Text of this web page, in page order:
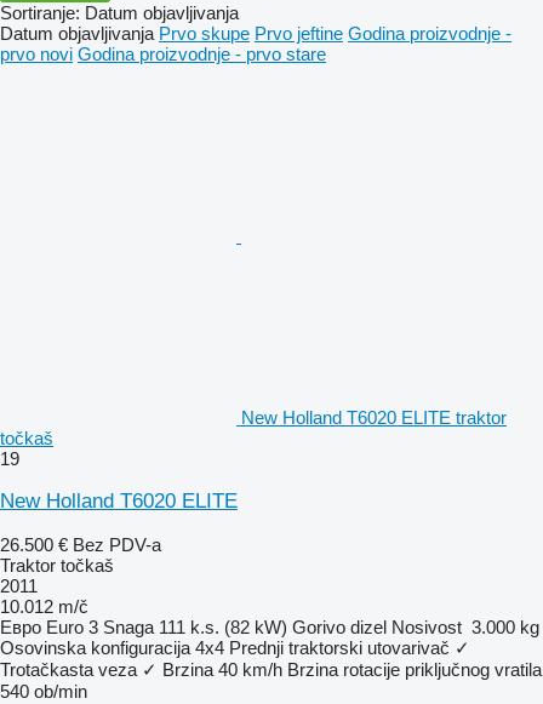
Sortiranje: Datum objavljivanja
Datum objavljivanja Prvo skupe Prvo jeftine Godina proizvodnje -
prvo novi Godina proizvodnje - prvo stare
New Holland T6020 ELITE traktor
točkaš
19
New Holland T6020 ELITE
26.500 € Bez PDV-a
Traktor točkaš
2011
10.012 m/č
Евро Euro 3 Snaga 111 k.s. (82 kW) Gorivo dizel Nosivost 3.000 kg
Osovinska konfiguracija 4x4 Prednji traktorski utovarivač ✓
Trotačkasta veza ✓ Brzina 40 km/h Brzina rotacije priključnog vratila
540 ob/min